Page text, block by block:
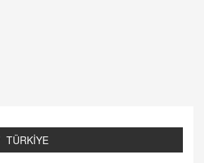
TÜRKİYE